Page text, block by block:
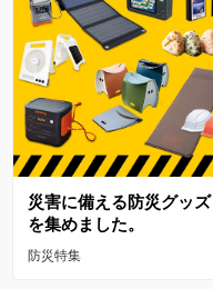
災害に備える防災グッズ
を集めました。
防災特集